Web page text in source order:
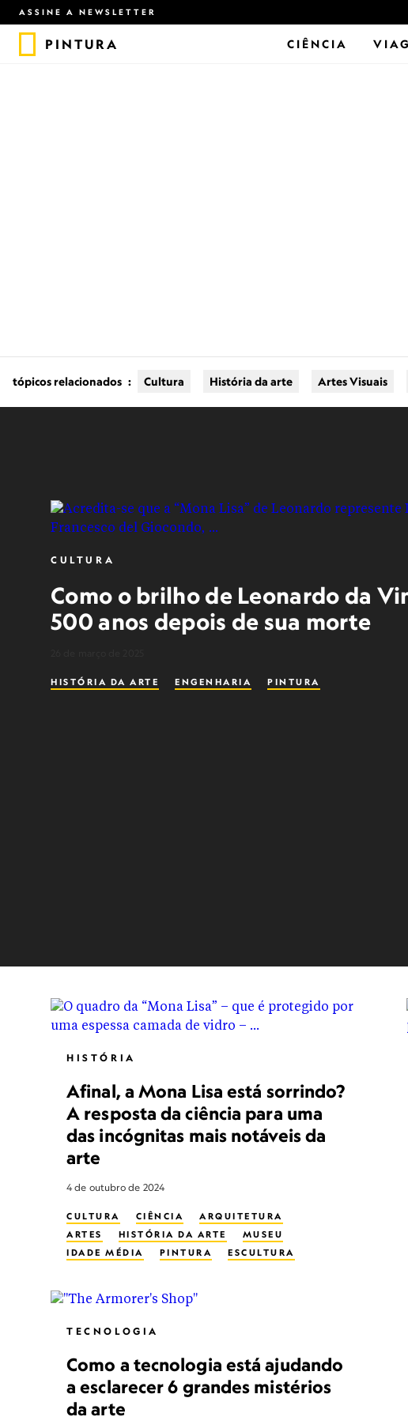
ASSINE A NEWSLETTER
PINTURA CIÊNCIA
tópicos relacionados : Cultura História da arte Artes Visuais
CULTURA
Como o brilho de Leonardo da
500 anos depois de sua morte
HISTÓRIA DA ARTE ENGENHARIA PINTURA
HISTÓRIA
Afinal, a Mona Lisa está sorrindo?
A resposta da ciência para uma
das incógnitas mais notáveis da
arte
4 de outubro de 2024
CULTURA CIÊNCIA
ARQUITETURA
ARTES
HISTÓRIA DA ARTE
MUSEU
IDADE MÉDIA
PINTURA
ESCULTURA
TECNOLOGIA
Como a tecnologia está ajudando
a esclarecer 6 grandes mistérios
da arte